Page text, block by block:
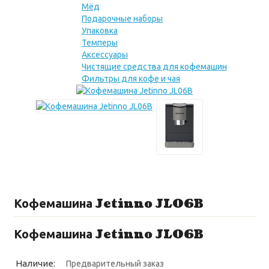
Мёд
Подарочные наборы
Упаковка
Темперы
Аксессуары
Чистящие средства для кофемашин
Фильтры для кофе и чая
Кофемашина Jetinno JL06B
Кофемашина Jetinno JL06B
Наличие: Предварительный заказ